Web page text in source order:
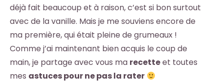
déjà fait beaucoup et à raison, c’est si bon surtout
avec de la vanille. Mais je me souviens encore de
ma première, qui était pleine de grumeaux !
Comme j’ai maintenant bien acquis le coup de
main, je partage avec vous ma recetteet toutes
mes astuces pour ne pas la rater